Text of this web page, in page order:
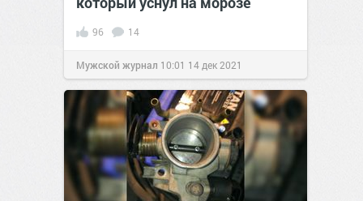
96 14
Мужской журнал 10:01 14 дек 2021